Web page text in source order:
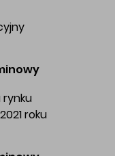
rynku
roku